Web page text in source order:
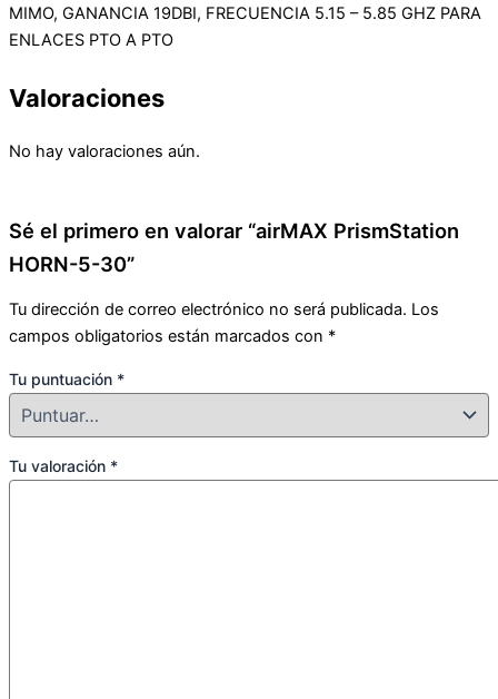
MIMO, GANANCIA 19DBI, FRECUENCIA 5.15 – 5.85 GHZ PARA
ENLACES PTO A PTO
Valoraciones
No hay valoraciones aún.
Sé el primero en valorar “airMAX PrismStation
HORN-5-30”
Tu dirección de correo electrónico no será publicada. Los
campos obligatorios están marcados con *
Tu puntuación *
Tu valoración *